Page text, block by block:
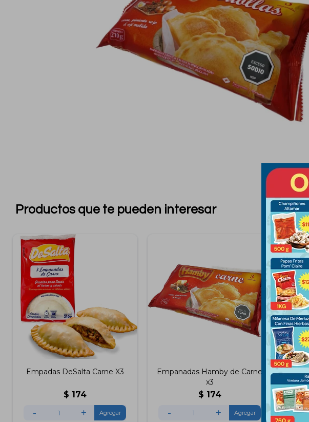
Productos que te pueden interesar
Empadas DeSalta Carne X3
$ 174
- +
Empanadas Hamby de Carne
x3
$ 174
- + -